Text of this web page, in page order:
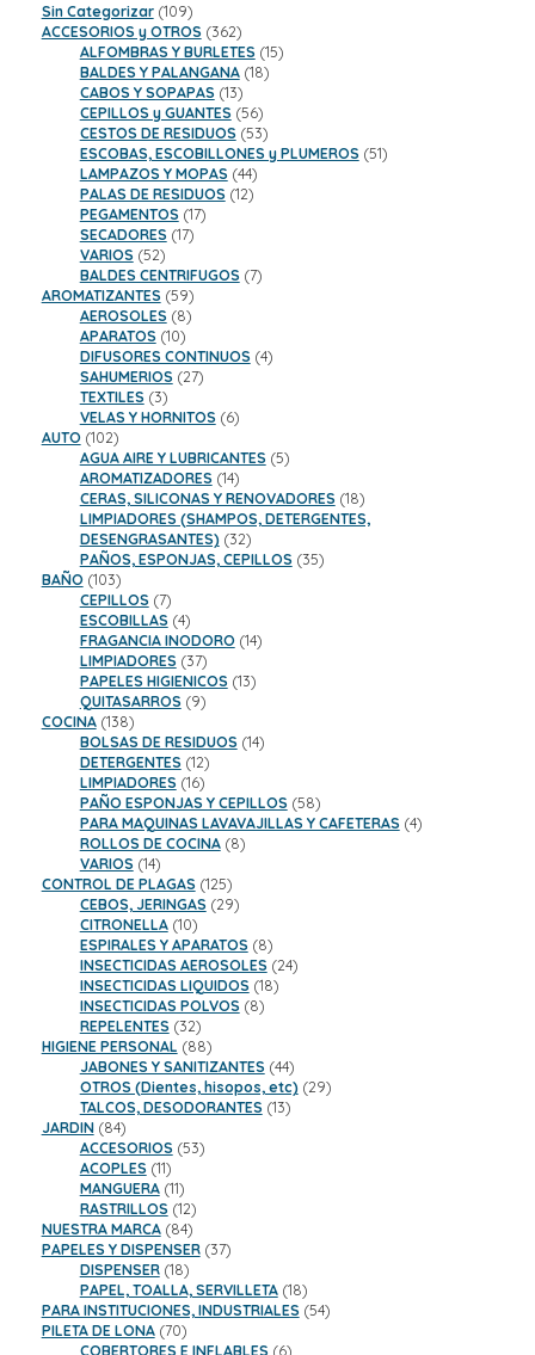
Sin Categorizar 109109
productos
ACCESORIOS y OTROS 362362
productos
ALFOMBRAS Y BURLETES 1515
BALDES Y PALANGANA 1818
CABOS Y SOPAPAS 1313
productos
CEPILLOS y GUANTES 5656
productos
CESTOS DE RESIDUOS 5353
productos
ESCOBAS, ESCOBILLONES y PLUMEROS 5151
LAMPAZOS Y MOPAS 4444
productos
PALAS DE RESIDUOS 1212
PEGAMENTOS 1717
SECADORES 1717
VARIOS 5252
productos
BALDES CENTRIFUGOS 77
AROMATIZANTES 5959
productos
AEROSOLES 88
productos
APARATOS 1010
productos
DIFUSORES CONTINUOS 44
SAHUMERIOS 2727
TEXTILES 33
productos
VELAS Y HORNITOS 66
AUTO 102102
productos
AGUA AIRE Y LUBRICANTES 55
AROMATIZADORES 1414
productos
CERAS, SILICONAS Y RENOVADORES 1818
productos
LIMPIADORES (SHAMPOS, DETERGENTES,
DESENGRASANTES) 3232
productos
PAÑOS, ESPONJAS, CEPILLOS 3535
BAÑO 103103
productos
CEPILLOS 77
productos
ESCOBILLAS 44
productos
FRAGANCIA INODORO 1414
LIMPIADORES 3737
productos
PAPELES HIGIENICOS 1313
QUITASARROS 99
COCINA 138138
productos
BOLSAS DE RESIDUOS 1414
DETERGENTES 1212
productos
LIMPIADORES 1616
productos
PAÑO ESPONJAS Y CEPILLOS 5858
productos
PARA MAQUINAS LAVAVAJILLAS Y CAFETERAS 44
ROLLOS DE COCINA 88
VARIOS 1414
productos
CONTROL DE PLAGAS 125125
productos
CEBOS, JERINGAS 2929
CITRONELLA 1010
productos
ESPIRALES Y APARATOS 88
productos
INSECTICIDAS AEROSOLES 2424
INSECTICIDAS LIQUIDOS 1818
INSECTICIDAS POLVOS 88
REPELENTES 3232
productos
HIGIENE PERSONAL 8888
productos
JABONES Y SANITIZANTES 4444
productos
OTROS (Dientes, hisopos, etc) 2929
TALCOS, DESODORANTES 1313
JARDIN 8484
productos
ACCESORIOS 5353
ACOPLES 1111
productos
MANGUERA 1111
productos
RASTRILLOS 1212
productos
NUESTRA MARCA 8484
productos
PAPELES Y DISPENSER 3737
DISPENSER 1818
productos
PAPEL, TOALLA, SERVILLETA 1818
productos
PARA INSTITUCIONES, INDUSTRIALES 5454
PILETA DE LONA 7070
productos
COBERTORES E INFLABLES 66